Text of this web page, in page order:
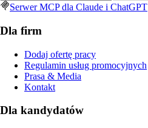
Serwer MCP dla Claude i ChatGPT
Dla firm
Dodaj ofertę pracy
Regulamin usług promocyjnych
Prasa & Media
Kontakt
Dla kandydatów